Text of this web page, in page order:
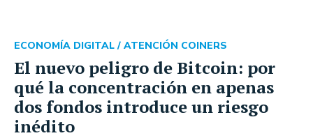
El nuevo peligro de Bitcoin: por
qué la concentración en apenas
dos fondos introduce un riesgo
inédito
ECONOMÍA DIGITAL / ATENCIÓN COINERS